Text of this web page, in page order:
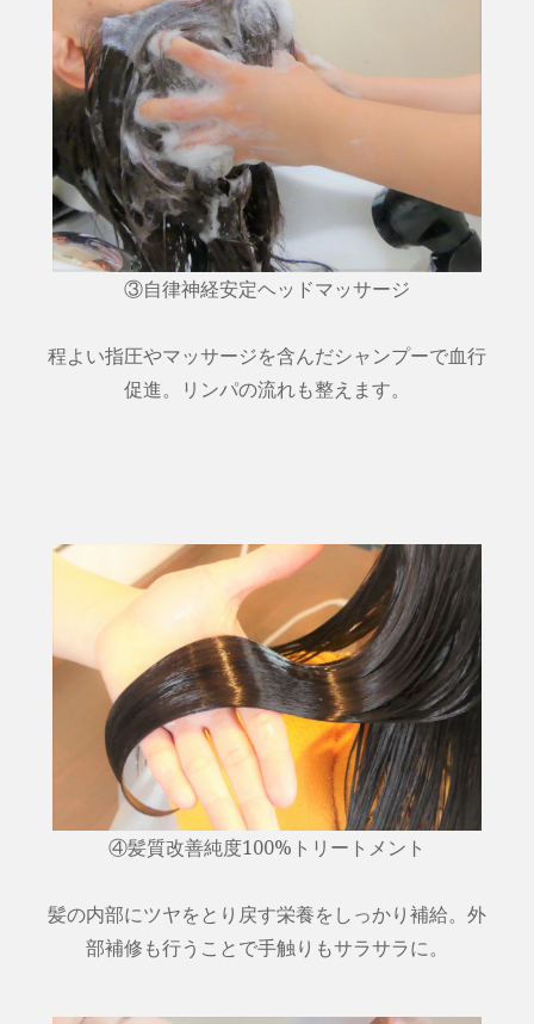
③自律神経安定ヘッドマッサージ
程よい指圧やマッサージを含んだシャンプーで血行
促進。リンパの流れも整えます。
④髪質改善純度100%トリートメント
髪の内部にツヤをとり戻す栄養をしっかり補給。外
部補修も行うことで手触りもサラサラに。